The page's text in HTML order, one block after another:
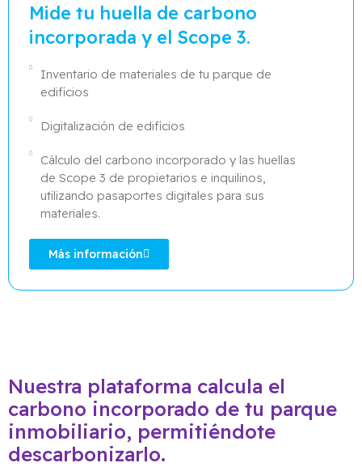
Mide tu huella de carbono
incorporada y el Scope 3.
Inventario de materiales de tu parque de
edificios
Digitalización de edificios
Cálculo del carbono incorporado y las huellas
de Scope 3 de propietarios e inquilinos,
utilizando pasaportes digitales para sus
materiales.
Más información
Nuestra plataforma calcula el
carbono incorporado de tu parque
inmobiliario, permitiéndote
descarbonizarlo.